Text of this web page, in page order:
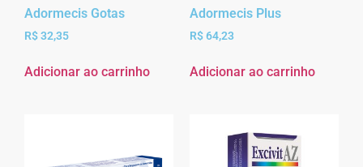
Adormecis Gotas
R$32,35
Adicionar ao carrinho
Adormecis Plus
R$64,23
Adicionar ao carrinho